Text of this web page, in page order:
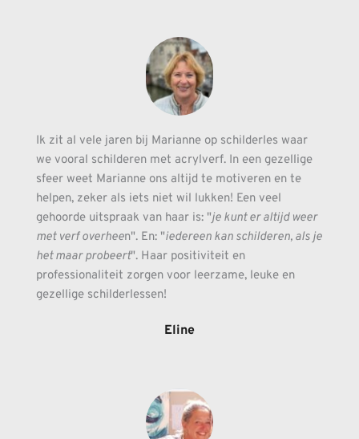
Ik zit al vele jaren bij Marianne op schilderles waar
we vooral schilderen met acrylverf. In een gezellige
sfeer weet Marianne ons altijd te motiveren en te
helpen, zeker als iets niet wil lukken! Een veel
gehoorde uitspraak van haar is: "je kunt er altijd weer
met verf overheen". En: "iedereen kan schilderen, als je
het maar probeert". Haar positiviteit en
professionaliteit zorgen voor leerzame, leuke en
gezellige schilderlessen!
Eline